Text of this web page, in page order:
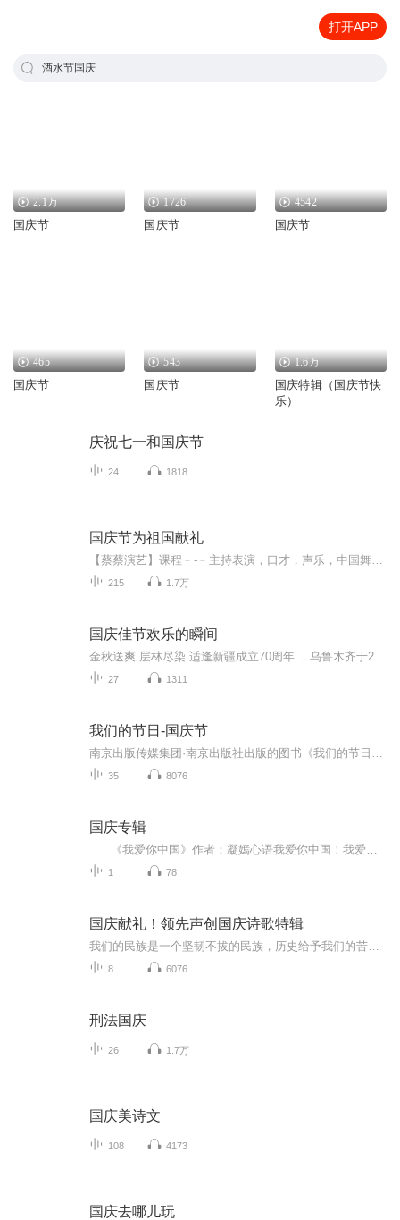
打开APP
酒水节国庆
2.1万
国庆节
1726
国庆节
4542
国庆节
465
国庆节
543
国庆节
1.6万
国庆特辑（国庆节快
乐）
庆祝七一和国庆节
24 1818
国庆节为祖国献礼
215 1.7万
国庆佳节欢乐的瞬间
27 1311
我们的节日-国庆节
35 8076
国庆专辑
1 78
国庆献礼！领先声创国庆诗歌特辑
8 6076
刑法国庆
26 1.7万
国庆美诗文
108 4173
国庆去哪儿玩